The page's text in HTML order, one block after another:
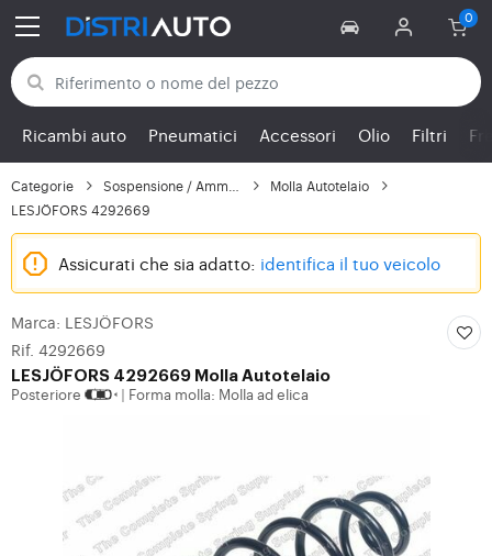
Torna alle categorie
Ricambi auto Pneumatici Accessori Olio Filtri
Categorie
Molla Autotelaio
LESJÖFORS 4292669
Assicurati che sia adatto: identifica il tuo veicolo
Marca: LESJÖFORS
Rif. 4292669
LESJÖFORS 4292669 Molla Autotelaio
Posteriore Forma molla: Molla ad elica